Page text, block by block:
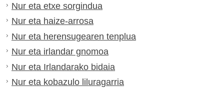
Nur eta etxe sorgindua
Nur eta haize-arrosa
Nur eta herensugearen tenplua
Nur eta irlandar gnomoa
Nur eta Irlandarako bidaia
Nur eta kobazulo liluragarria